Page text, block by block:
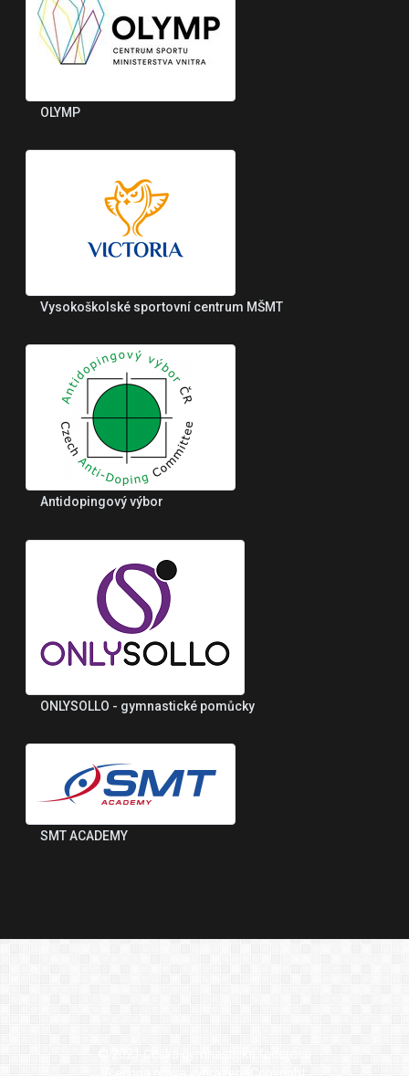
OLYMP
Vysokoškolské sportovní centrum MŠMT
Antidopingový výbor
ONLYSOLLO - gymnastické pomůcky
SMT ACADEMY